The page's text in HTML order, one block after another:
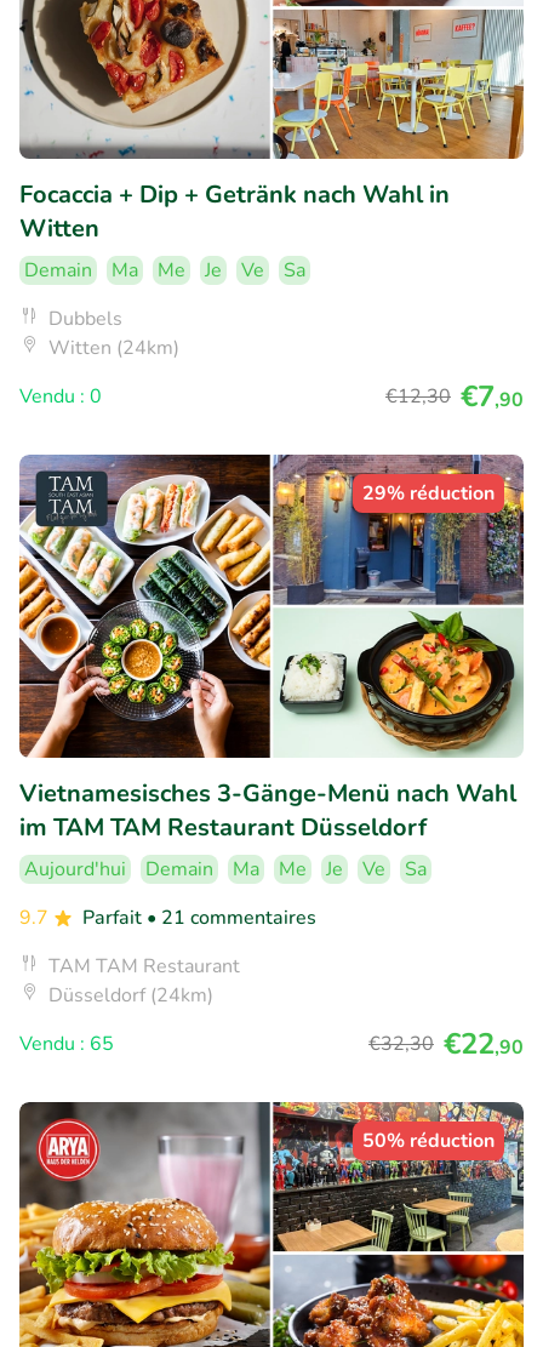
Focaccia + Dip + Getränk nach Wahl in
Witten
Demain Ma Me Je Ve
Sa
Dubbels
Witten (24km)
Vendu : 0
€12,30 €7,90
29% réduction
Vietnamesisches 3-Gänge-Menü nach Wahl
im TAM TAM Restaurant Düsseldorf
Aujourd'hui Demain Ma Me Je Ve
Sa
9.7
Parfait • 21 commentaires
TAM TAM Restaurant
Düsseldorf (24km)
Vendu : 65
€32,30 €22,90
50% réduction